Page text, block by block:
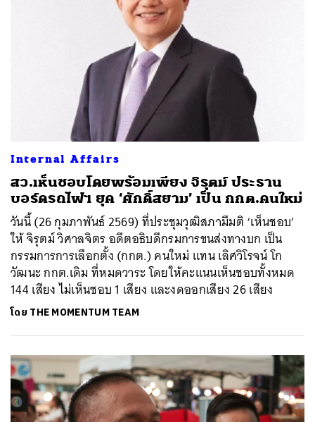
Internal Affairs
สว.เห็นชอบโดยพร้อมเพียง จิรุตม์ ประธาน
บอร์ดรถไฟฯ ยุค ‘ศักดิ์สยาม’ เป็น กกต.คนใหม่
วันนี้ (26 กุมภาพันธ์ 2569) ที่ประชุมวุฒิสภามีมติ ‘เห็นชอบ’
ให้ จิรุตม์ วิศาลจิตร อดีตอธิบดีกรมการขนส่งทางบก เป็น
กรรมการการเลือกตั้ง (กกต.) คนใหม่ แทน เลิศวิโรจน์ โก
วัฒนะ กกต.เดิม ที่หมดวาระ โดยให้คะแนนเห็นชอบทั้งหมด
144 เสียง ไม่เห็นชอบ 1 เสียง และงดออกเสียง 26 เสียง
โดย THE MOMENTUM TEAM